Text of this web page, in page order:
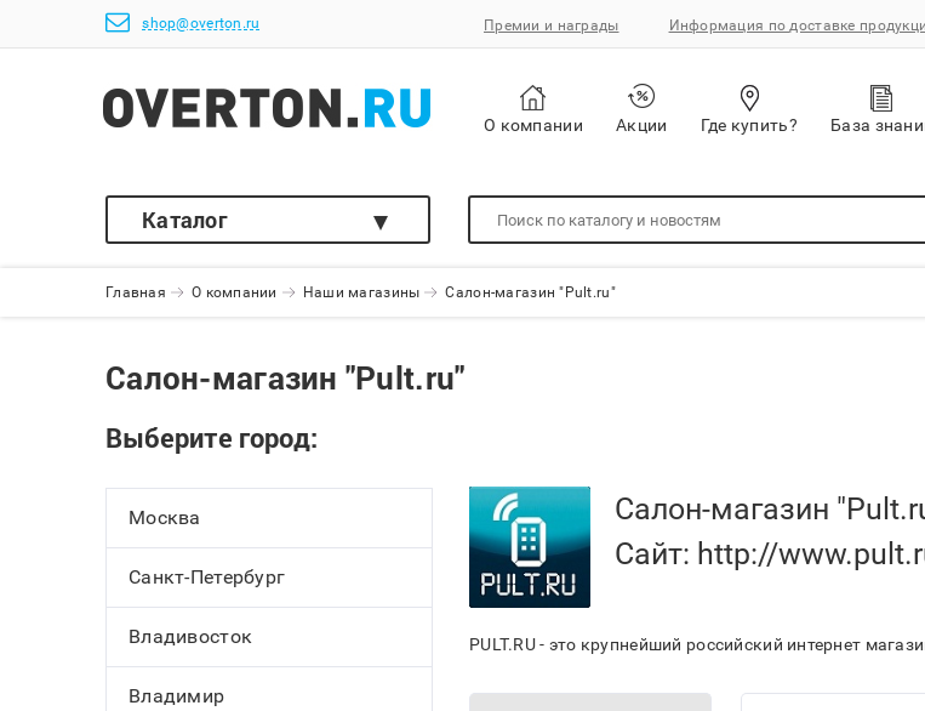
shop@overton.ru Премии и награды Информация по доставке
О компании Акции Где купить? База
Каталог
Главная О компании Наши магазины Салон-магазин "Pult.ru"
Салон-магазин "Pult.ru"
Выберите город:
Москва
Санкт-Петербург
Владивосток
Владимир
Салон-магазин
Сайт: http://
PULT.RU - это крупнейший российский интернет